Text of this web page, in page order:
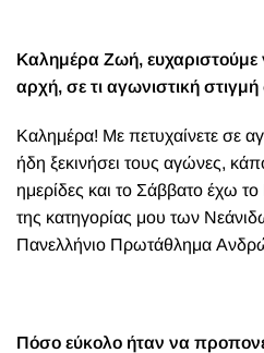
Καλημέρα Ζωή, ευχαριστούμε
αρχή, σε τι αγωνιστική
Καλημέρα! Με πετυχαίνετε σε
ήδη ξεκινήσει τους αγώνες,
ημερίδες και το Σάββατο έχω
της κατηγορίας μου των
Πανελλήνιο Πρωτάθλημα
Πόσο εύκολο ήταν να